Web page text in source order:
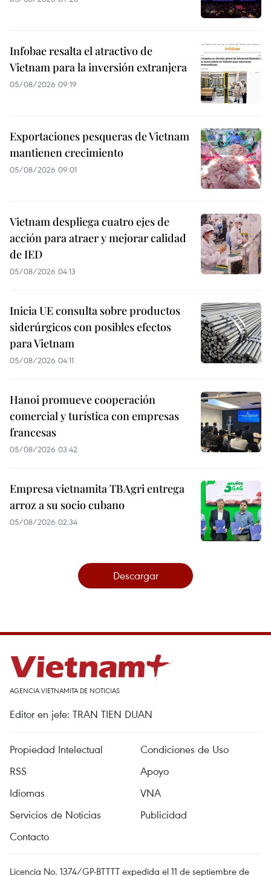
Infobae resalta el atractivo de
Vietnam para la inversión extranjera
05/08/2026 09:19
Exportaciones pesqueras de Vietnam
mantienen crecimiento
05/08/2026 09:01
Vietnam despliega cuatro ejes de
acción para atraer y mejorar calidad
de IED
05/08/2026 04:13
Inicia UE consulta sobre productos
siderúrgicos con posibles efectos
para Vietnam
05/08/2026 04:11
Hanoi promueve cooperación
comercial y turística con empresas
francesas
05/08/2026 03:42
Empresa vietnamita TBAgri entrega
arroz a su socio cubano
05/08/2026 02:34
Descargar
AGENCIA VIETNAMITA DE NOTICIAS
Editor en jefe: TRAN TIEN DUAN
Propiedad Intelectual
Condiciones de Uso
RSS
Apoyo
Idiomas
VNA
Servicios de Noticias
Publicidad
Contacto
Licencia No. 1374/GP-BTTTT expedida el 11 de septiembre de